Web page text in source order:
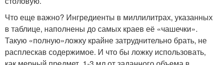
Что еще важно? Ингредиенты в миллилитрах, указанных
в таблице, наполнены до самых краев её «чашечки».
Такую «полную»ложку крайне затруднительно брать, не
расплескав содержимое. И что бы ложку использовать,